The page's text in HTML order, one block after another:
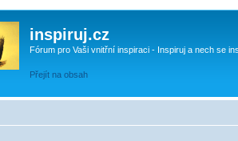
inspiruj.cz
Fórum pro Vaši vnitřní inspiraci - Inspiruj a nech se
Přejít na obsah